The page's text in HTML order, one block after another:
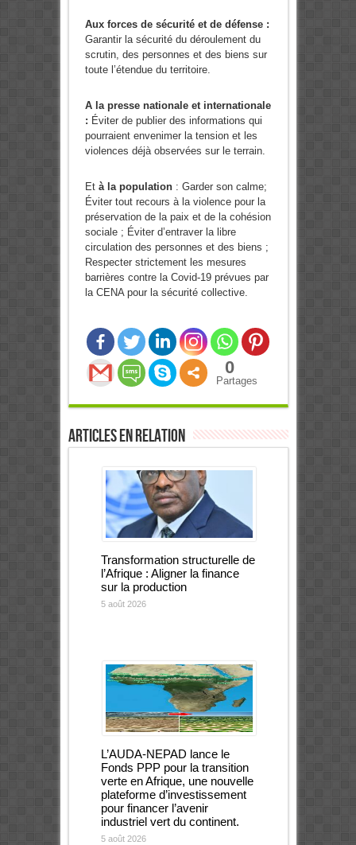
Aux forces de sécurité et de défense :
Garantir la sécurité du déroulement du
scrutin, des personnes et des biens sur
toute l’étendue du territoire.
A la presse nationale et internationale
: Éviter de publier des informations qui
pourraient envenimer la tension et les
violences déjà observées sur le terrain.
Et à la population : Garder son calme;
Éviter tout recours à la violence pour la
préservation de la paix et de la cohésion
sociale ; Éviter d’entraver la libre
circulation des personnes et des biens ;
Respecter strictement les mesures
barrières contre la Covid-19 prévues par
la CENA pour la sécurité collective.
0
Partages
Articles en relation
Transformation structurelle de
l’Afrique : Aligner la finance
sur la production
5 août 2026
L’AUDA-NEPAD lance le
Fonds PPP pour la transition
verte en Afrique, une nouvelle
plateforme d’investissement
pour financer l’avenir
industriel vert du continent.
5 août 2026